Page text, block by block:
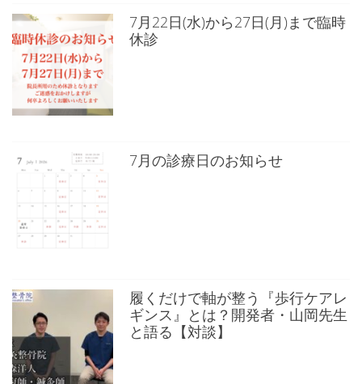
7月22日(水)から27日(月)まで臨時
休診
7月の診療日のお知らせ
履くだけで軸が整う『歩行ケアレ
ギンス』とは？開発者・山岡先生
と語る【対談】